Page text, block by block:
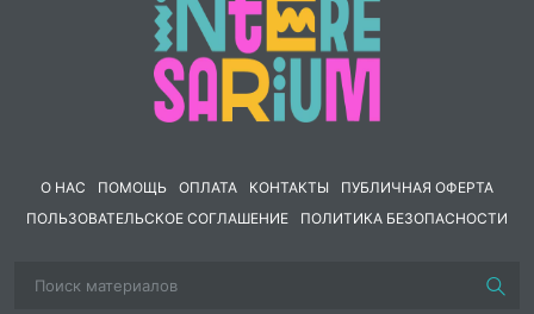
О НАС ПОМОЩЬ ОПЛАТА КОНТАКТЫ
ПУБЛИЧНАЯ ОФЕРТА
ПОЛЬЗОВАТЕЛЬСКОЕ СОГЛАШЕНИЕ
ПОЛИТИКА БЕЗОПАСНОСТИ